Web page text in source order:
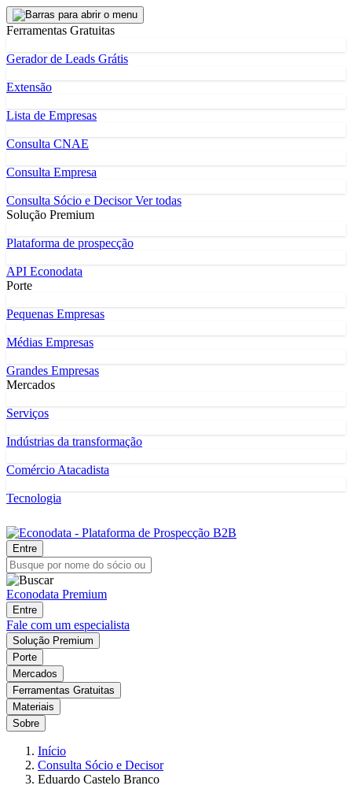
Ferramentas Gratuitas
Gerador de Leads Grátis
Extensão
Lista de Empresas
Consulta CNAE
Consulta Empresa
Consulta Sócio e DecisorVer todas
Solução Premium
Plataforma de prospecção
API Econodata
Porte
Pequenas Empresas
Médias Empresas
Grandes Empresas
Mercados
Serviços
Indústrias da transformação
Comércio Atacadista
Tecnologia
Entre
Econodata Premium
Entre
Fale com um especialista
Solução Premium
Porte
Mercados
Ferramentas Gratuitas
Materiais
Sobre
Início
Consulta Sócio e Decisor
Eduardo Castelo Branco